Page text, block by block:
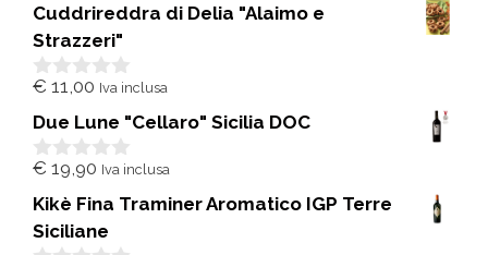
u
5
Cuddrireddra di Delia "Alaimo e
Strazzeri"
0
u
5
€ 11,00 Iva inclusa
Due Lune "Cellaro" Sicilia DOC
0
u
5
€ 19,90 Iva inclusa
Kikè Fina Traminer Aromatico IGP Terre
Siciliane